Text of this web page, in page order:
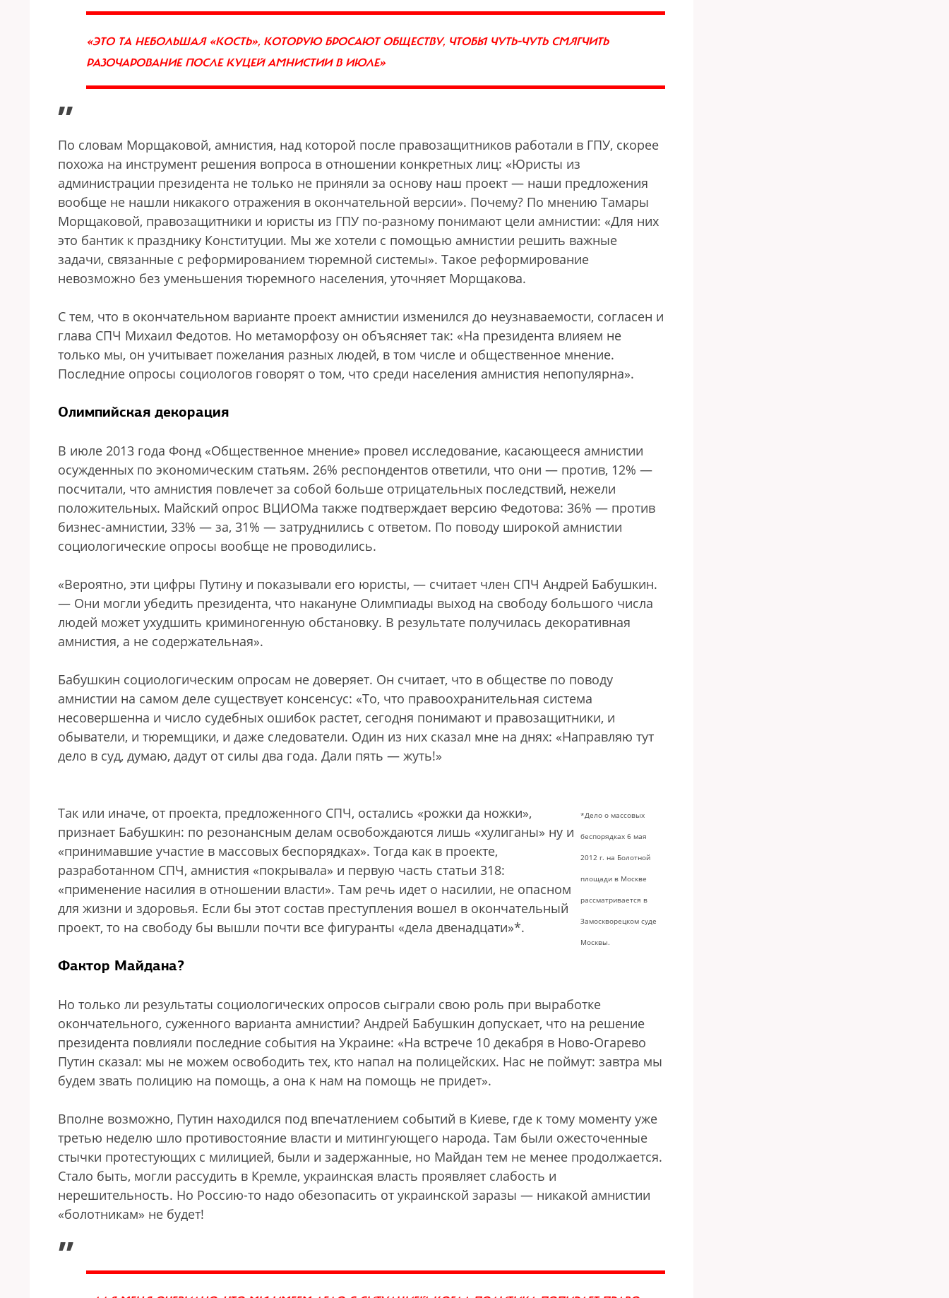
«ЭТО ТА НЕБОЛЬШАЯ «КОСТЬ», КОТОРУЮ БРОСАЮТ ОБЩЕСТВУ, ЧТОБЫ ЧУТЬ-ЧУТЬ СМЯГЧИТЬ
РАЗОЧАРОВАНИЕ ПОСЛЕ КУЦЕЙ АМНИСТИИ В ИЮЛЕ»
”
По словам Морщаковой, амнистия, над которой после правозащитников работали в ГПУ, скорее
похожа на инструмент решения вопроса в отношении конкретных лиц: «Юристы из
администрации президента не только не приняли за основу наш проект — наши предложения
вообще не нашли никакого отражения в окончательной версии». Почему? По мнению Тамары
Морщаковой, правозащитники и юристы из ГПУ по-разному понимают цели амнистии: «Для них
это бантик к празднику Конституции. Мы же хотели с помощью амнистии решить важные
задачи, связанные с реформированием тюремной системы». Такое реформирование
невозможно без уменьшения тюремного населения, уточняет Морщакова.
С тем, что в окончательном варианте проект амнистии изменился до неузнаваемости, согласен и
глава СПЧ Михаил Федотов. Но метаморфозу он объясняет так: «На президента влияем не
только мы, он учитывает пожелания разных людей, в том числе и общественное мнение.
Последние опросы социологов говорят о том, что среди населения амнистия непопулярна».
Олимпийская декорация
В июле 2013 года Фонд «Общественное мнение» провел исследование, касающееся амнистии
осужденных по экономическим статьям. 26% респондентов ответили, что они — против, 12% —
посчитали, что амнистия повлечет за собой больше отрицательных последствий, нежели
положительных. Майский опрос ВЦИОМа также подтверждает версию Федотова: 36% — против
бизнес-амнистии, 33% — за, 31% — затруднились с ответом. По поводу широкой амнистии
социологические опросы вообще не проводились.
«Вероятно, эти цифры Путину и показывали его юристы, — считает член СПЧ Андрей Бабушкин.
— Они могли убедить президента, что накануне Олимпиады выход на свободу большого числа
людей может ухудшить криминогенную обстановку. В результате получилась декоративная
амнистия, а не содержательная».
Бабушкин социологическим опросам не доверяет. Он считает, что в обществе по поводу
амнистии на самом деле существует консенсус: «То, что правоохранительная система
несовершенна и число судебных ошибок растет, сегодня понимают и правозащитники, и
обыватели, и тюремщики, и даже следователи. Один из них сказал мне на днях: «Направляю тут
дело в суд, думаю, дадут от силы два года. Дали пять — жуть!»
*Дело о массовых
беспорядках 6 мая
2012 г. на Болотной
площади в Москве
рассматривается в
Замоскворецком суде
Москвы.
Так или иначе, от проекта, предложенного СПЧ, остались «рожки да ножки»,
признает Бабушкин: по резонансным делам освобождаются лишь «хулиганы» ну и
«принимавшие участие в массовых беспорядках». Тогда как в проекте,
разработанном СПЧ, амнистия «покрывала» и первую часть статьи 318:
«применение насилия в отношении власти». Там речь идет о насилии, не опасном
для жизни и здоровья. Если бы этот состав преступления вошел в окончательный
проект, то на свободу бы вышли почти все фигуранты «дела двенадцати»*.
Фактор Майдана?
Но только ли результаты социологических опросов сыграли свою роль при выработке
окончательного, суженного варианта амнистии? Андрей Бабушкин допускает, что на решение
президента повлияли последние события на Украине: «На встрече 10 декабря в Ново-Огарево
Путин сказал: мы не можем освободить тех, кто напал на полицейских. Нас не поймут: завтра мы
будем звать полицию на помощь, а она к нам на помощь не придет».
Вполне возможно, Путин находился под впечатлением событий в Киеве, где к тому моменту уже
третью неделю шло противостояние власти и митингующего народа. Там были ожесточенные
стычки протестующих с милицией, были и задержанные, но Майдан тем не менее продолжается.
Стало быть, могли рассудить в Кремле, украинская власть проявляет слабость и
нерешительность. Но Россию-то надо обезопасить от украинской заразы — никакой амнистии
«болотникам» не будет!
„